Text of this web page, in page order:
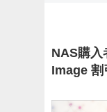
NAS購
Image 割